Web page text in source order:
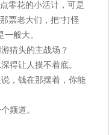
零花的小活计，可是
票老大们，把“打怪
般大。
猎头的主战场？
得让人摸不着底。
，钱在那摆着，你能
频道。